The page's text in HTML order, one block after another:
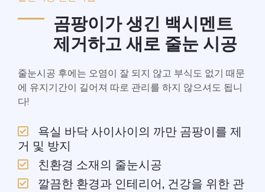
곰팡이가 생긴 백시멘트
제거하고 새로 줄눈 시공
줄눈시공 후에는 오염이 잘 되지 않고 부식도 없기 때문
에 유지기간이 길어져 따로 관리를 하지 않으셔도 됩니
다!
욕실 바닥 사이사이의 까만 곰팡이를 제
거 및 방지
친환경 소재의 줄눈시공
깔끔한 환경과 인테리어, 건강을 위한 관